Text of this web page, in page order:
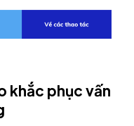
khắc phục vấn